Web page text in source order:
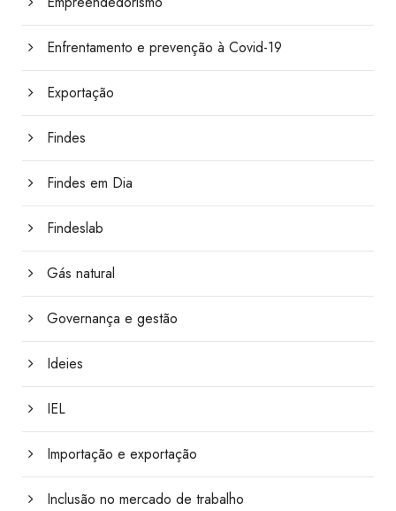
Enfrentamento e prevenção à Covid-19
Exportação
Findes
Findes em Dia
Findeslab
Gás natural
Governança e gestão
Ideies
IEL
Importação e exportação
Inclusão no mercado de trabalho